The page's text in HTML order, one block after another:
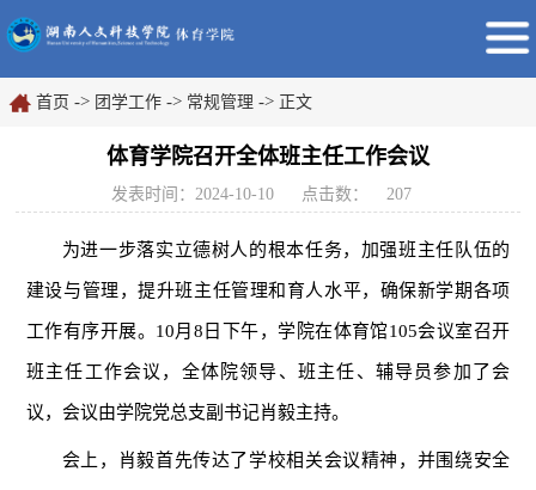
首页 -> 团学工作 -> 常规管理 -> 正文
体育学院召开全体班主任工作会议
发表时间：2024-10-10 点击数： 207
为进一步落实立德树人的根本任务，加强班主任队伍的
建设与管理，提升班主任管理和育人水平，确保新学期各项
工作有序开展。10月8日下午，学院在体育馆105会议室召开
班主任工作会议，全体院领导、班主任、辅导员参加了会
议，会议由学院党总支副书记肖毅主持。
会上，肖毅首先传达了学校相关会议精神，并围绕安全